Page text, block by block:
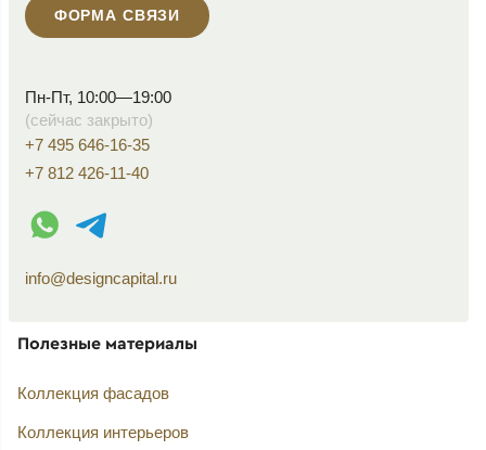
ФОРМА СВЯЗИ
Пн-Пт, 10:00—19:00
(сейчас закрыто)
+7 495 646-16-35
+7 812 426-11-40
WhatsApp контакт
Telegram контакт
info@designcapital.ru
Полезные материалы
Коллекция фасадов
Коллекция интерьеров